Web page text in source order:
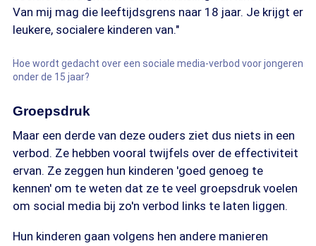
Van mij mag die leeftijdsgrens naar 18 jaar. Je krijgt er
leukere, socialere kinderen van."
Hoe wordt gedacht over een sociale media-verbod voor jongeren
onder de 15 jaar?
Groepsdruk
Maar een derde van deze ouders ziet dus niets in een
verbod. Ze hebben vooral twijfels over de effectiviteit
ervan. Ze zeggen hun kinderen 'goed genoeg te
kennen' om te weten dat ze te veel groepsdruk voelen
om social media bij zo'n verbod links te laten liggen.
Hun kinderen gaan volgens hen andere manieren